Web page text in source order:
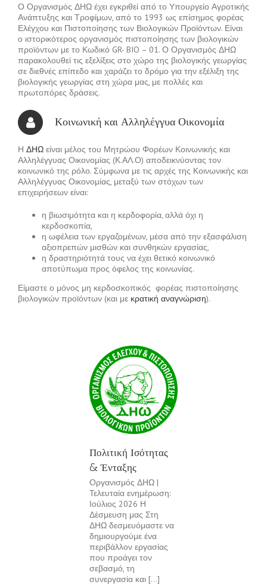
Ο Οργανισμός ΔΗΩ έχει εγκριθεί από το Υπουργείο Αγροτικής
Ανάπτυξης και Τροφίμων, από το 1993 ως επίσημος φορέας
Ελέγχου και Πιστοποίησης των Βιολογικών Προϊόντων. Είναι
ο ιστορικότερος οργανισμός πιστοποίησης των βιολογικών
προϊόντων με το Κωδικό GR- BIO – 01. Ο Οργανισμός ΔΗΩ
παρακολουθεί τις εξελίξεις στο χώρο της βιολογικής γεωργίας
σε διεθνές επίπεδο και χαράζει το δρόμο για την εξέλιξη της
βιολογικής γεωργίας στη χώρα μας, με πολλές και
πρωτοπόρες δράσεις.
Κοινωνική και Αλληλέγγυα Οικονομία
Η ΔΗΩ είναι μέλος του Μητρώου Φορέων Κοινωνικής και
Αλληλέγγυας Οικονομίας (Κ.ΑΛ.Ο) αποδεικνύοντας τον
κοινωνικό της ρόλο. Σύμφωνα με τις αρχές της Κοινωνικής και
Αλληλέγγυας Οικονομίας, μεταξύ των στόχων των
επιχειρήσεων είναι:
η βιωσιμότητα και η κερδοφορία, αλλά όχι η
κερδοσκοπία,
η ωφέλεια των εργαζομένων, μέσα από την εξασφάλιση
αξιοπρεπών μισθών και συνθηκών εργασίας,
η δραστηριότητά τους να έχει θετικό κοινωνικό
αποτύπωμα προς όφελος της κοινωνίας.
Είμαστε ο μόνος μη κερδοσκοπικός φορέας πιστοποίησης
βιολογικών προϊόντων (και με κρατική αναγνώριση).
Πολιτική Ισότητας
& Ένταξης
Οργανισμός ΔΗΩ |
Τελευταία ενημέρωση:
Ιούλιος 2026 Η
Δέσμευση μας Στη
ΔΗΩ δεσμευόμαστε να
δημιουργούμε ένα
περιβάλλον εργασίας
που προάγει τον
σεβασμό, τη
συνεργασία και [...]